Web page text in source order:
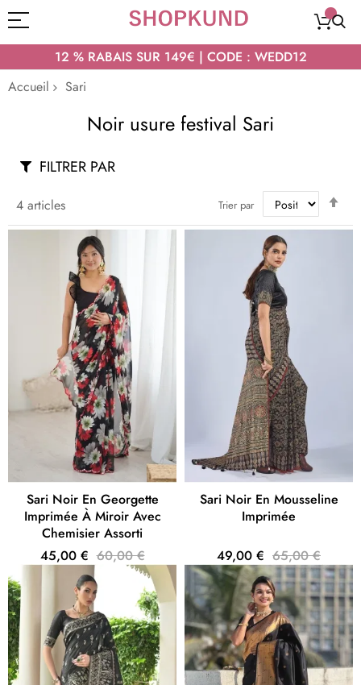
12 % RABAIS SUR 149€ | CODE : WEDD12
Accueil
Sari
Noir usure festival Sari
4 articles Trier par
Sari Noir En Georgette
Imprimée À Miroir Avec
Chemisier Assorti
45,00 € 60,00 €
Sari Noir En Mousseline
Imprimée
49,00 € 65,00 €
FILTRER PAR